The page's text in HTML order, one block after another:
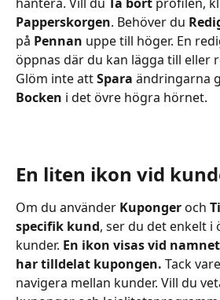
Papperskorgen. Behöver du
på Pennan uppe till höger. En
öppnas där du kan lägga till eller
Glöm inte att Spara ändringarna
Bocken i det övre högra hörnet.
En liten ikon vid
Om du använder Kuponger och
specifik kund, ser du det enkelt i
kunder. En ikon visas vid
har tilldelat kupongen. Tack
navigera mellan kunder. Vill du